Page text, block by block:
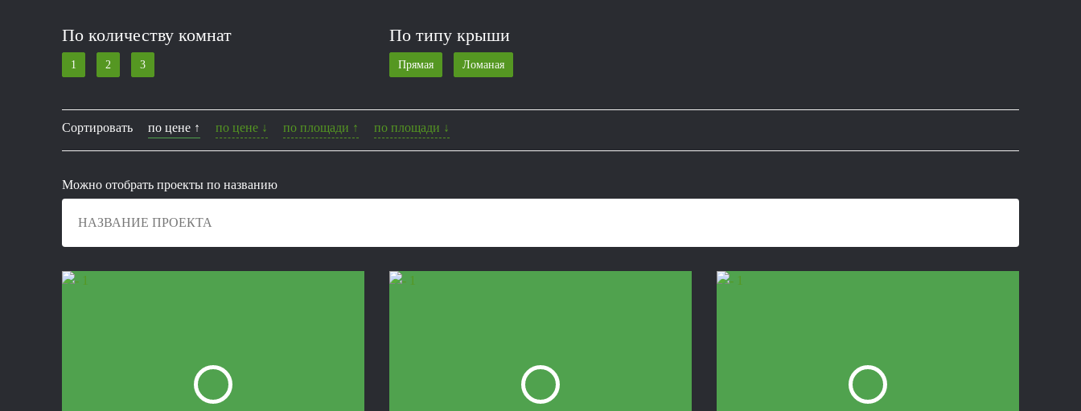
По количеству комнат
1 2 3
По типу крыши
Прямая Ломаная
Сортировать по цене ↑ по цене ↓ по площади ↑ по площади ↓
Можно отобрать проекты по названию